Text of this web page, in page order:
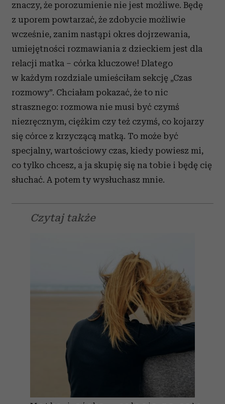
znaczy, że porozumienie nie jest możliwe. Będę
z uporem powtarzać, że zdobycie możliwie
wcześnie, zanim nastąpi okres dojrzewania,
umiejętności rozmawiania z dzieckiem jest dla
relacji matka – córka kluczowe! Dlatego
w każdym rozdziale umieściłam sekcję „Czas
rozmowy”. Chciałam pokazać, że to nic
strasznego: rozmowa nie musi być czymś
niezręcznym, ciężkim czy też czymś, co kojarzy
się córce z krzyczącą matką. To może być
specjalny, wartościowy czas, kiedy powiesz mi,
co tylko chcesz, a ja skupię się na tobie i będę cię
słuchać. A potem ty wysłuchasz mnie.
Czytaj także